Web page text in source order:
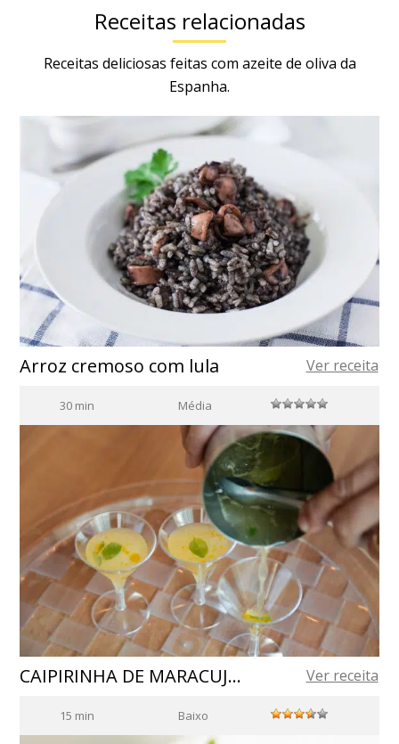
Receitas relacionadas
Receitas deliciosas feitas com azeite de oliva da
Espanha.
Arroz cremoso com lula Ver receita
30 min Média
CAIPIRINHA DE MARACUJÁ AZEITADA Ver receita
15 min Baixo